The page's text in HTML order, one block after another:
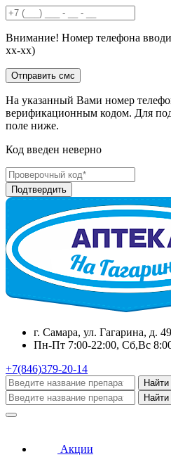
Внимание! Номер телефона
хх-хх)
На указанный Вами номер
верификационным кодом. Для
поле ниже.
Код введен неверно
г. Самара, ул. Гагарина, д. 49
Пн-Пт 7:00-22:00, Сб,Вс
+7(846)379-20-14
Найти
Найти
Акции